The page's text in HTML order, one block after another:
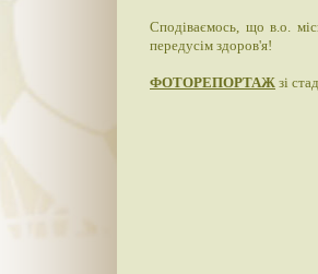
Сподіваємось, що в.о.
передусім здоров'я!
ФОТОРЕПОРТАЖ зі